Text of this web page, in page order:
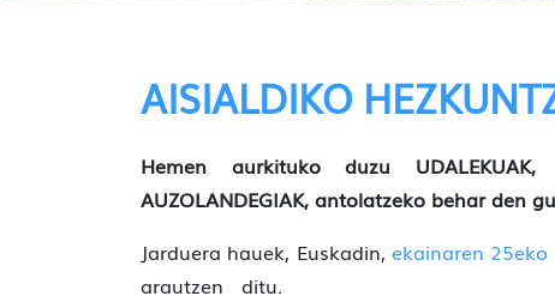
AISIALDIKO
Hemen aurkituko duzu UDALEKUAK,
AUZOLANDEGIAK, antolatzeko behar den
Jarduera hauek, Euskadin, ekainaren
arautzen ditu.